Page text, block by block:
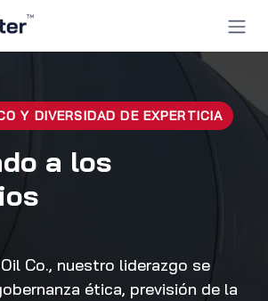
Y DIVERSIDAD DE EXPERTICIA
a los
Co., nuestro liderazgo se
ética, previsión de la